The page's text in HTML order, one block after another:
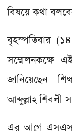
বিষয়ে কথা
বৃহস্পতিবার (১৪
সম্মেলনকক্ষে
জানিয়েছেন
আব্দুল্লাহ শিবলী
এর আগে